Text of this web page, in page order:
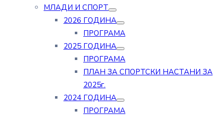
МЛАДИ И СПОРТ
2026 ГОДИНА
ПРОГРАМА
2025 ГОДИНА
ПРОГРАМА
ПЛАН ЗА СПОРТСКИ НАСТАНИ ЗА
2025г.
2024 ГОДИНА
ПРОГРАМА